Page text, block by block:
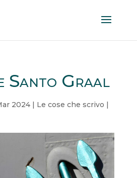
Santo Graal
2024| Le cose che scrivo |